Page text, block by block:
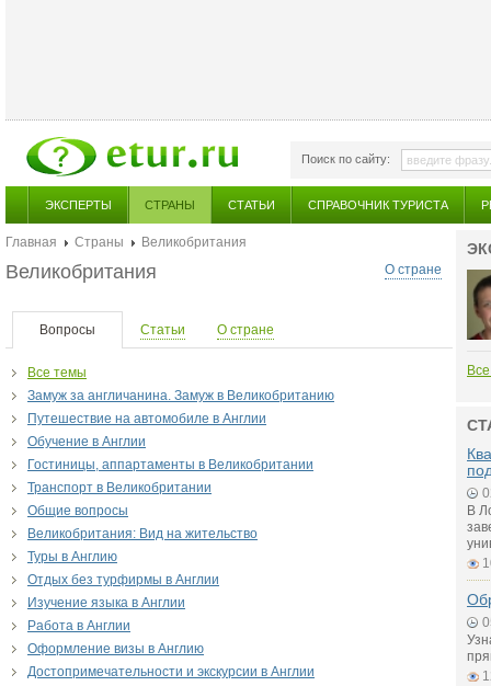
Поиск по сайту:
ЭКСПЕРТЫ СТРАНЫ СТАТЬИ СПРАВОЧНИК ТУРИСТА
Главная Страны
Великобритания
О стране
Великобритания
Вопросы Статьи О стране
Все темы
Замуж за англичанина. Замуж в Великобританию
Путешествие на автомобиле в Англии
Обучение в Англии
Гостиницы, аппартаменты в Великобритании
Транспорт в Великобритании
Общие вопросы
Великобритания: Вид на жительство
Туры в Англию
Отдых без турфирмы в Англии
Изучение языка в Англии
Работа в Англии
Оформление визы в Англию
Достопримечательности и экскурсии в Англии
В